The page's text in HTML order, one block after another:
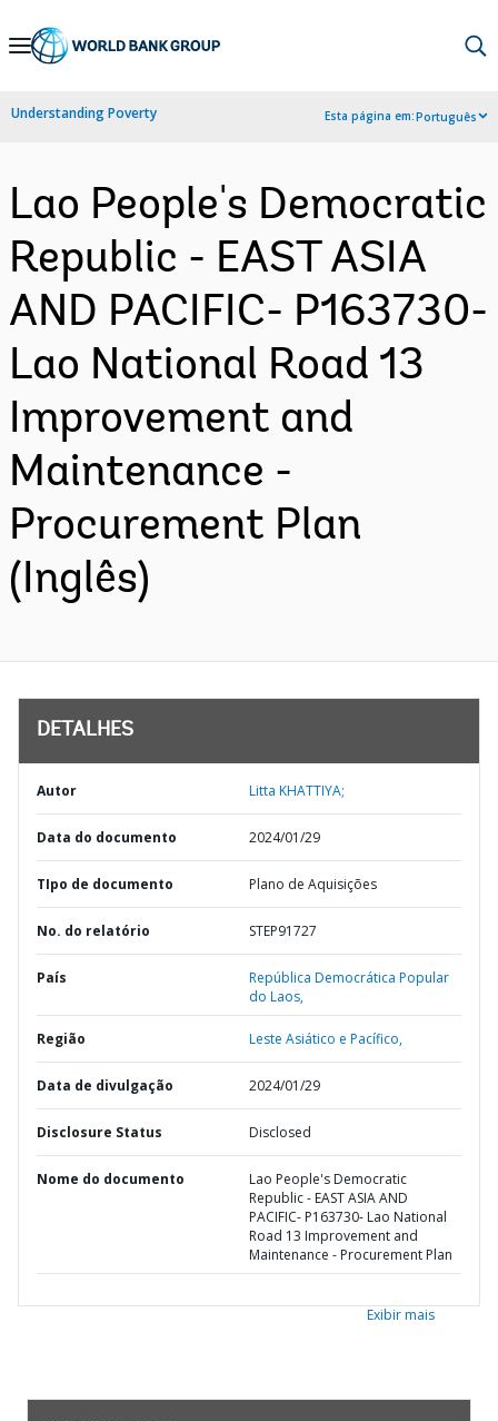
Skip
Navigation
Understanding Poverty Esta página em:Português
Lao People's Democratic
Republic - EAST ASIA
AND PACIFIC- P163730-
Lao National Road 13
Improvement and
Maintenance -
Procurement Plan
(Inglês)
DETALHES
Autor Litta KHATTIYA;
Data do documento 2024/01/29
TIpo de documento Plano de Aquisições
No. do relatório STEP91727
País
República Democrática Popular
do Laos,
Região Leste Asiático e Pacífico,
Data de divulgação 2024/01/29
Disclosure Status Disclosed
Nome do documento
Lao People's Democratic
Republic - EAST ASIA AND
PACIFIC- P163730- Lao National
Road 13 Improvement and
Maintenance - Procurement Plan
Exibir mais